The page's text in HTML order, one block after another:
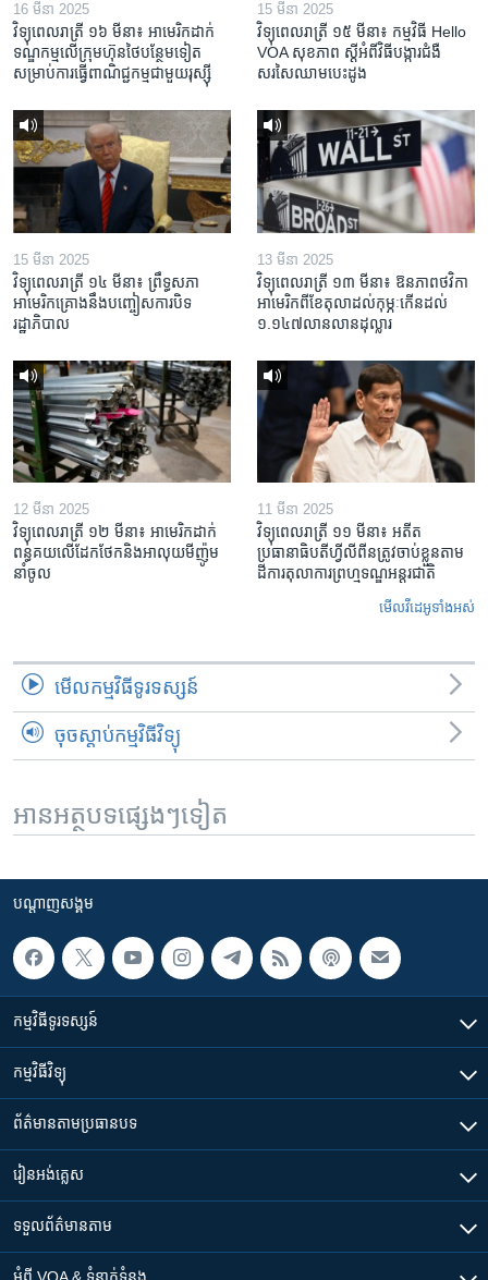
16 មីនា 2025
វិទ្យុពេលរាត្រី ១៦ មីនា៖ អាមេរិក​ដាក់​
ទណ្ឌកម្ម​លើ​ក្រុមហ៊ុន​ថៃ​បន្ថែម​ទៀត​
សម្រាប់​ការ​ធ្វើ​ពាណិជ្ជកម្ម​ជាមួយ​រុស្ស៊ី
15 មីនា 2025
វិទ្យុពេលរាត្រី ១៥ មីនា៖ កម្មវិធី ​Hello
VOA សុខភាព ស្ដី​អំពី​វិធី​បង្ការ​ជំងឺ​
សរសៃ​ឈាម​បេះដូង
15 មីនា 2025
វិទ្យុពេលរាត្រី ១៤ មីនា៖ ព្រឹទ្ធសភា
អាមេរិកគ្រោងនឹងបញ្ចៀសការបិទ
រដ្ឋាភិបាល
13 មីនា 2025
វិទ្យុពេលរាត្រី ១៣ មីនា៖ ឱនភាព​ថវិកា​
អាមេរិក​ពី​ខែ​តុលា​ដល់​កុម្ភៈ​កើន​ដល់​
១.១៤៧​លានលាន​ដុល្លារ
12 មីនា 2025
វិទ្យុពេលរាត្រី ១២ មីនា៖ អាមេរិក​ដាក់​
ពន្ធគយ​លើ​ដែកថែក​និង​អាលុយ​មីញ៉ូម​
នាំចូល
11 មីនា 2025
វិទ្យុពេលរាត្រី ១១ មីនា៖ អតីត​
ប្រធានាធិបតីហ្វីលីពីន​ត្រូវ​ចាប់ខ្លួនតាម
ដីការ​តុលាការ​ព្រហ្មទណ្ឌ​អន្តរជាតិ
មើល​វីដេអូ​ទាំង​អស់
មើល​កម្មវិធី​ទូរទស្សន៍
ចុចស្តាប់កម្មវិធីវិទ្យុ
អានអត្ថបទផ្សេងៗទៀត
បណ្តាញ​សង្គម
កម្មវិធី​ទូរទស្សន៍
កម្មវិធី​វិទ្យុ
ព័ត៌មាន​តាមប្រធានបទ​
រៀន​​អង់គ្លេស
ទទួល​ព័ត៌មាន​តាម
អំពី​ VOA & ទំនាក់ទំនង